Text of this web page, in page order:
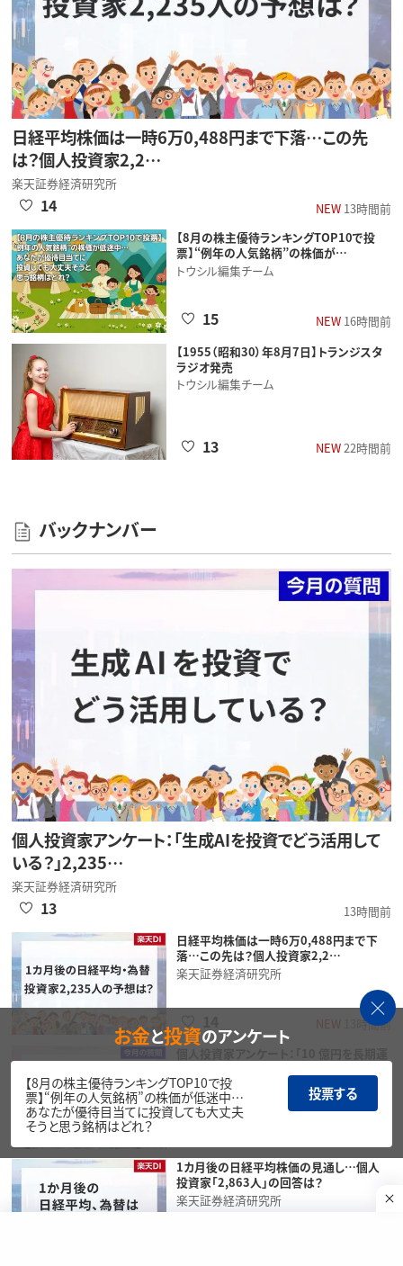
日経平均株価は一時6万0,488円まで下落…この先
は？個人投資家2,2…
楽天証券経済研究所
NEW13時間前
14
【8月の株主優待ランキングTOP10で投
票】“例年の人気銘柄”の株価が…
トウシル編集チーム
NEW16時間前
15
【1955（昭和30）年8月7日】トランジスタ
ラジオ発売
トウシル編集チーム
NEW22時間前
13
バックナンバー
個人投資家アンケート：「生成AIを投資でどう活用して
いる？」2,235…
楽天証券経済研究所
13時間前
13
日経平均株価は一時6万0,488円まで下
落…この先は？個人投資家2,2…
楽天証券経済研究所
NEW 13時間前
楽天証券経済研究所
1カ月後の日経平均株価の見通し…個人
投資家「2,863人」の回答は？
楽天証券経済研究所
お金と投資のアンケート
【8月の株主優待ランキングTOP10で投
票】“例年の人気銘柄”の株価が低迷中…
あなたが優待目当てに投資しても大丈夫
そうと思う銘柄はどれ？
投票する